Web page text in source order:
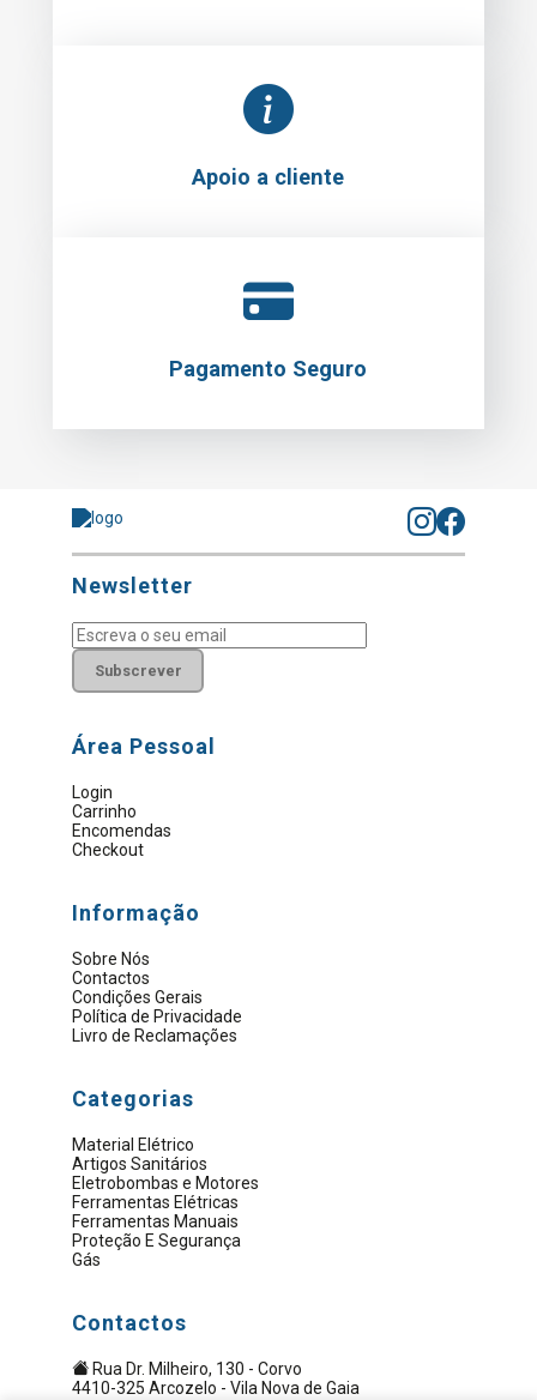
Apoio a cliente
Pagamento Seguro
Newsletter
Subscrever
Área Pessoal
Login
Carrinho
Encomendas
Checkout
Informação
Sobre Nós
Contactos
Condições Gerais
Política de Privacidade
Livro de Reclamações
Categorias
Material Elétrico
Artigos Sanitários
Eletrobombas e Motores
Ferramentas Elétricas
Ferramentas Manuais
Proteção E Segurança
Gás
Contactos
Rua Dr. Milheiro, 130 - Corvo
4410-325 Arcozelo - Vila Nova de Gaia